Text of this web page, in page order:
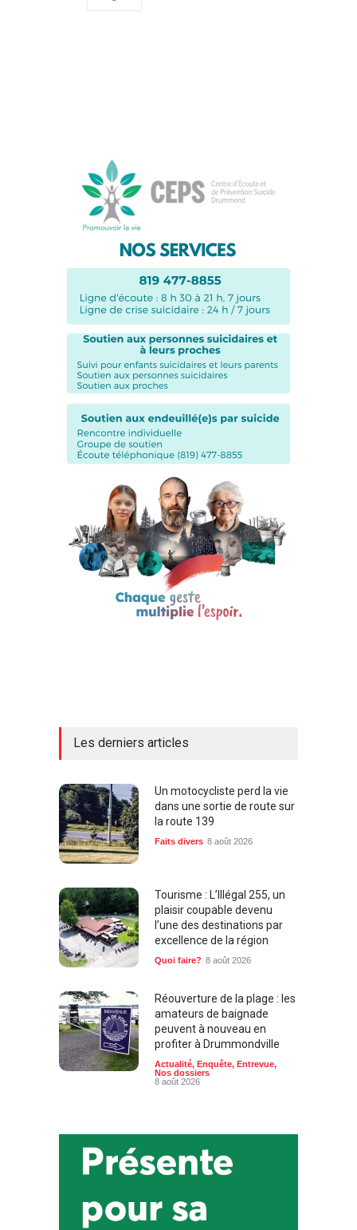
Les derniers articles
Un motocycliste perd la vie
dans une sortie de route sur
la route 139
Faits divers 8 août 2026
Tourisme : L’Illégal 255, un
plaisir coupable devenu
l’une des destinations par
excellence de la région
Quoi faire? 8 août 2026
Réouverture de la plage : les
amateurs de baignade
peuvent à nouveau en
profiter à Drummondville
Actualité, Enquête, Entrevue,
Nos dossiers
8 août 2026